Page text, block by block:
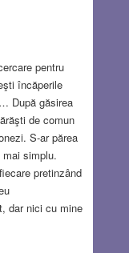
pentru
încăperile
După găsirea
de comun
S-ar părea
simplu.
pretinzând
dar nici cu mine